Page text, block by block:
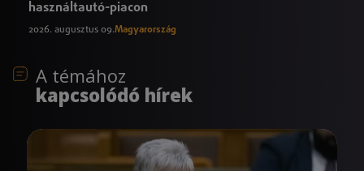
használtautó-piacon
2026. augusztus 09.Magyarország
A témához
kapcsolódó hírek